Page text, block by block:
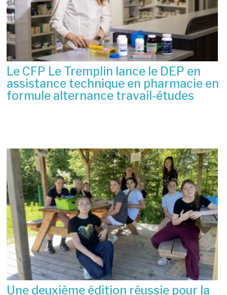
Le CFP Le Tremplin lance le DEP en
assistance technique en pharmacie en
formule alternance travail-études
Une deuxième édition réussie pour la